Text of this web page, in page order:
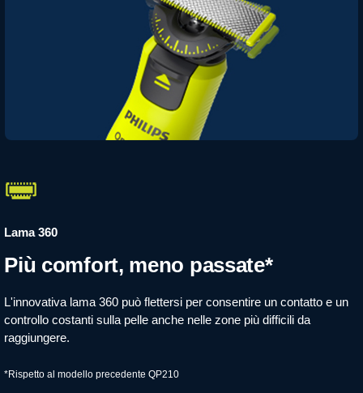
Lama 360
Più comfort, meno passate*
L'innovativa lama 360 può flettersi per consentire un contatto e un
controllo costanti sulla pelle anche nelle zone più difficili da
raggiungere.
*Rispetto al modello precedente QP210